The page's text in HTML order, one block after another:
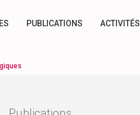
PUBLICATIONS ACTIVITÉS